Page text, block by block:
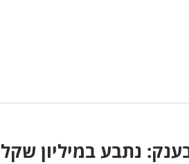
נתבע במיליון שקל